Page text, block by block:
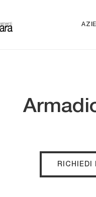
RICHIEDI